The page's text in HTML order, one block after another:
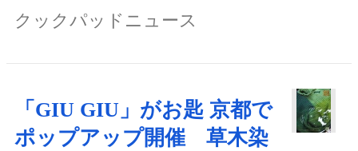
クックパッドニュース
「GIU GIU」がお匙 京都で
ポップアップ開催 草木染